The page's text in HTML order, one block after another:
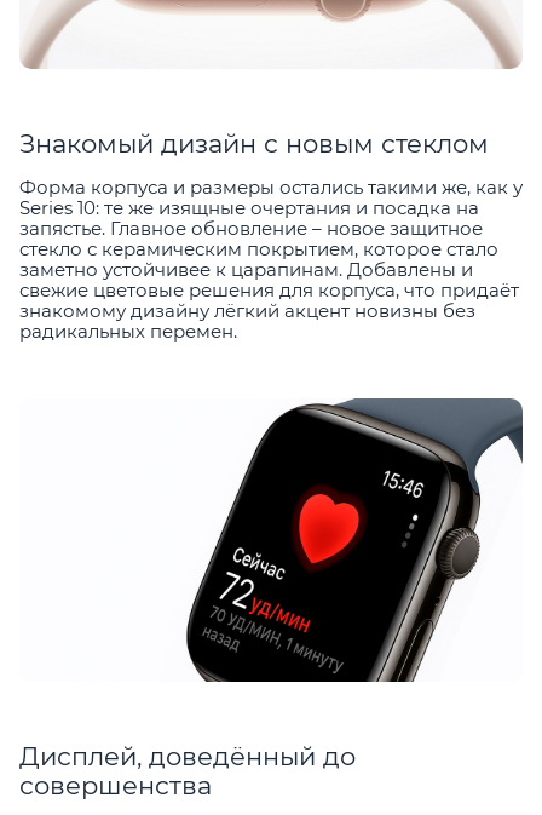
Знакомый дизайн с новым стеклом
Форма корпуса и размеры остались такими же, как у
Series 10: те же изящные очертания и посадка на
запястье. Главное обновление – новое защитное
стекло с керамическим покрытием, которое стало
заметно устойчивее к царапинам. Добавлены и
свежие цветовые решения для корпуса, что придаёт
знакомому дизайну лёгкий акцент новизны без
радикальных перемен.
Дисплей, доведённый до
совершенства